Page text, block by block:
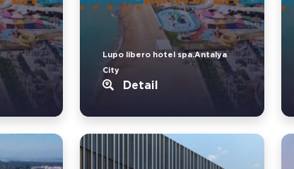
Lupo libero hotel spa.Antalya
City
Detail